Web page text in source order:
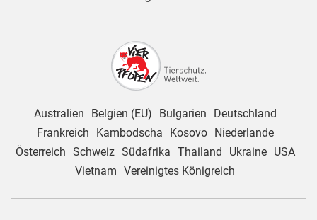
Australien Belgien (EU) Bulgarien
Deutschland
Frankreich
Kambodscha Kosovo
Niederlande
Österreich Schweiz Südafrika Thailand Ukraine
USA
Vietnam Vereinigtes Königreich